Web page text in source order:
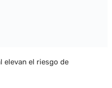
elevan el riesgo de